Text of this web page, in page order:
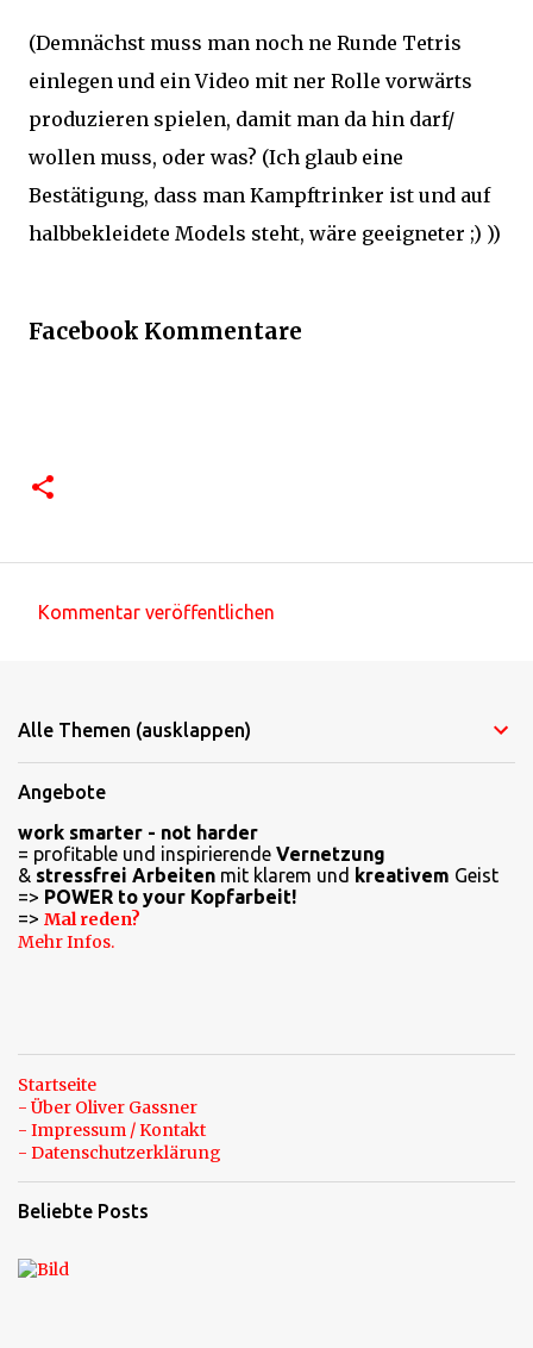
(Demnächst muss man noch ne Runde Tetris
einlegen und ein Video mit ner Rolle vorwärts
produzieren spielen, damit man da hin darf/
wollen muss, oder was? (Ich glaub eine
Bestätigung, dass man Kampftrinker ist und auf
halbbekleidete Models steht, wäre geeigneter ;) ))
Facebook Kommentare
m
n
t
a
r
e
Kommentar veröffentlichen
Alle Themen (ausklappen)
Angebote
work smarter - not harder
= profitable und inspirierende Vernetzung
& stressfrei Arbeiten mit klarem und kreativem Geist
=> POWER to your Kopfarbeit!
=> Mal reden?
Mehr Infos.
Startseite
- Über Oliver Gassner
- Impressum / Kontakt
- Datenschutzerklärung
Beliebte Posts